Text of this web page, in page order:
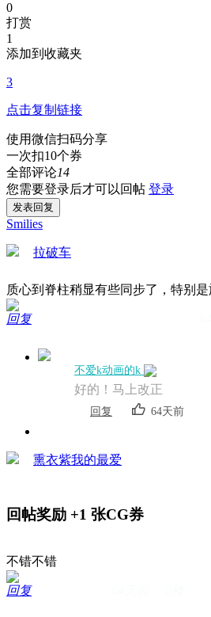
0
打赏
1
添加到收藏夹
3
点击复制链接
使用微信扫码分享
一次扣10个券
全部评论14
您需要登录后才可以回帖 登录
发表回复
Smilies
拉破车
质心到脊柱稍显有些同步了，特别是
回复
不爱k动画的k
好的！马上改正
回复 64天前
熏衣紫我的最爱
回帖奖励 +1 张CG券
不错不错
回复